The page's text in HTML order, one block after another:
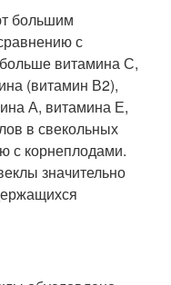
большим
с
витамина С,
(витамин В2),
А, витамина Е,
в свекольных
с корнеплодами.
значительно